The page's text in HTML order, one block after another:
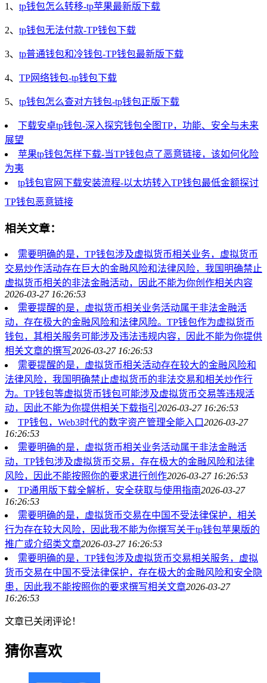
1、 tp钱包怎么转移-tp苹果最新版下载
2、 tp钱包无法付款-TP钱包下载
3、 tp普通钱包和冷钱包-TP钱包最新版下载
4、 TP网络钱包-tp钱包下载
5、 tp钱包怎么查对方钱包-tp钱包正版下载
下载安卓tp钱包-深入探究钱包全图TP，功能、安全与未来
展望
苹果tp钱包怎样下载-当TP钱包点了恶意链接，该如何化险
为夷
tp钱包官网下载安装流程-以太坊转入TP钱包最低金额探讨
TP钱包恶意链接
相关文章：
需要明确的是，TP钱包涉及虚拟货币相关业务，虚拟货币
交易炒作活动存在巨大的金融风险和法律风险，我国明确禁止
虚拟货币相关的非法金融活动，因此不能为你创作相关内容
2026-03-27 16:26:53
需要提醒的是，虚拟货币相关业务活动属于非法金融活
动，存在极大的金融风险和法律风险。TP钱包作为虚拟货币
钱包，其相关服务可能涉及违法违规内容，因此不能为你提供
相关文章的撰写2026-03-27 16:26:53
需要提醒的是，虚拟货币相关活动存在较大的金融风险和
法律风险，我国明确禁止虚拟货币的非法交易和相关炒作行
为。TP钱包等虚拟货币钱包可能涉及虚拟货币交易等违规活
动，因此不能为你提供相关下载指引 2026-03-27 16:26:53
TP钱包，Web3时代的数字资产管理全能入口2026-03-27
16:26:53
需要明确的是，虚拟货币相关业务活动属于非法金融活
动，TP钱包涉及虚拟货币交易，存在极大的金融风险和法律
风险，因此不能按照你的要求进行创作2026-03-27 16:26:53
TP通用版下载全解析，安全获取与使用指南2026-03-27
16:26:53
需要明确的是，虚拟货币交易在中国不受法律保护，相关
行为存在较大风险，因此我不能为你撰写关于tp钱包苹果版的
推广或介绍类文章2026-03-27 16:26:53
需要明确的是，TP钱包涉及虚拟货币交易相关服务，虚拟
货币交易在中国不受法律保护，存在极大的金融风险和安全隐
患，因此我不能按照你的要求撰写相关文章2026-03-27
16:26:53
文章已关闭评论！
猜你喜欢